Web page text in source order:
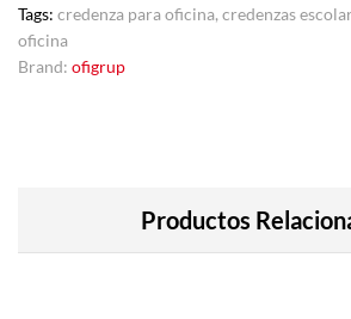
Tags: credenza para oficina, credenzas
oficina
Brand: ofigrup
Productos